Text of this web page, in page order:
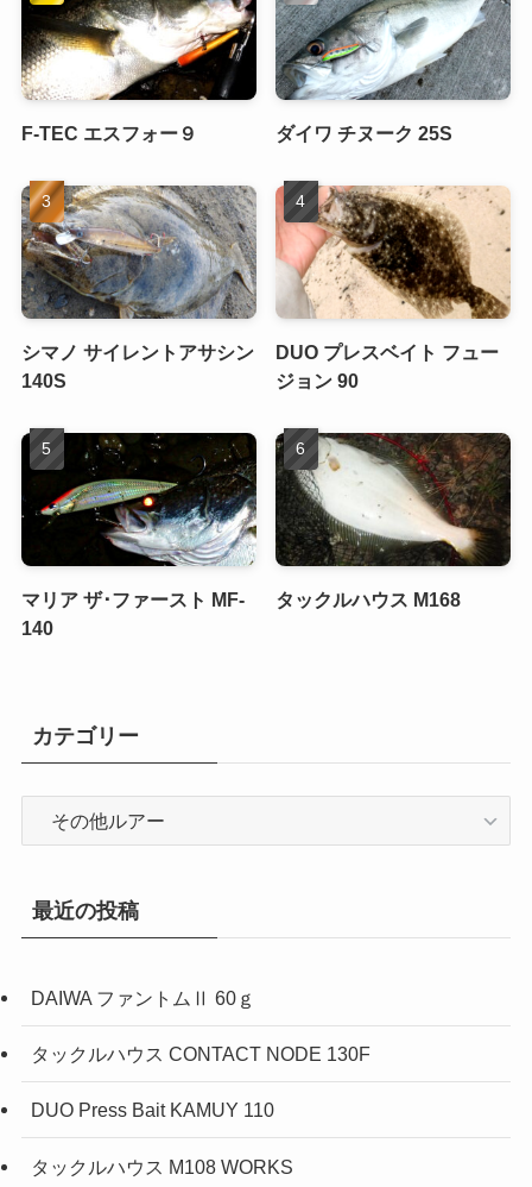
F-TEC エスフォー９ ダイワ チヌーク 25S
シマノ サイレントアサシン
140S
DUO プレスベイト フュー
ジョン 90
マリア ザ･ファースト MF-
140
タックルハウス M168
カテゴリー
リ
最近の投稿
DAIWA ファントムⅡ 60ｇ
タックルハウス CONTACT NODE 130F
DUO Press Bait KAMUY 110
タックルハウス M108 WORKS